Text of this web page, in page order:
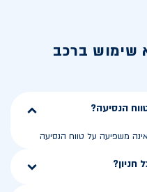
שימוש ברכב
הנסיעה?
משפיעה על טווח הנסיעה